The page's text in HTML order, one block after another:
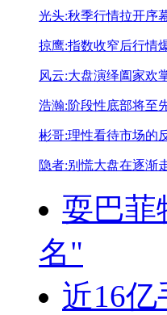
光头:秋季行情拉开序
掠鹰:指数收窄后行情
风云:大盘演绎阖家欢
浩瀚:阶段性底部将至
彬哥:理性看待市场的
隐者:别慌大盘在逐渐
耍巴菲
名"
近16